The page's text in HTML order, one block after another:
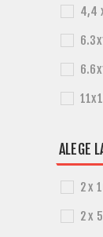
4,4
ALEGE
2 x
2 x